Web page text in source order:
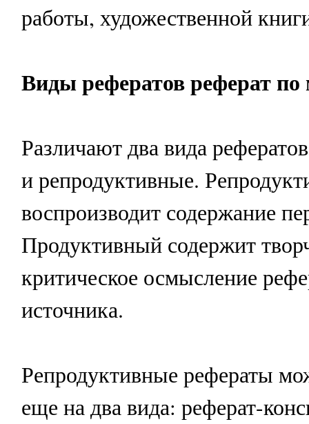
работы, художественной
Виды рефератов реферат по
Различают два вида
и репродуктивные.
воспроизводит содержание
Продуктивный содержит
критическое осмысление
источника.
Репродуктивные рефераты
еще на два вида: реферат-